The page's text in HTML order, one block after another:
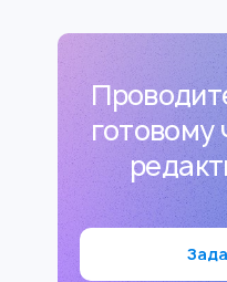
готовому